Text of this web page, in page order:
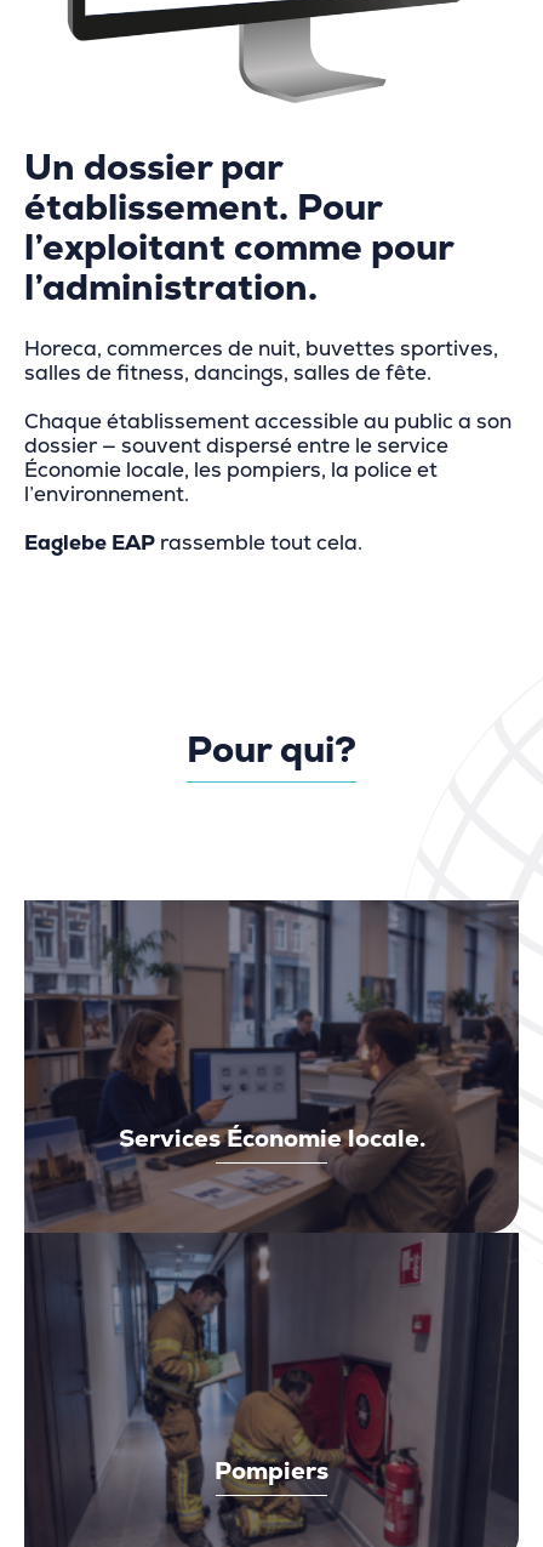
Un dossier par
établissement. Pour
l’exploitant comme pour
l’administration.
Horeca, commerces de nuit, buvettes sportives,
salles de fitness, dancings, salles de fête.
Chaque établissement accessible au public a son
dossier — souvent dispersé entre le service
Économie locale, les pompiers, la police et
l’environnement.
Eaglebe EAP rassemble tout cela.
Pour qui?
Services Économie locale.
Pompiers